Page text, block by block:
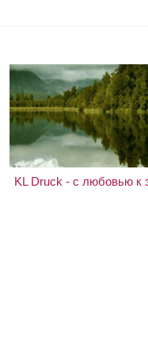
KL Druck - с любовью к